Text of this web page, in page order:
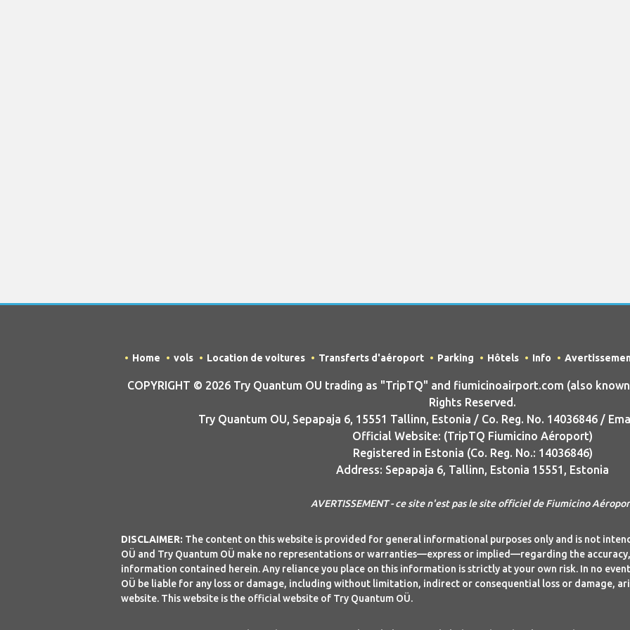
Home vols Location de voitures Transferts d'aéroport Parking Hôtels Info
COPYRIGHT © 2026 Try Quantum OU trading as "TripTQ" and fiumicinoairport.com (also
Rights Reserved.
Try Quantum OU, Sepapaja 6, 15551 Tallinn, Estonia / Co. Reg. No. 14036846 /
Official Website: (TripTQ Fiumicino Aéroport)
Registered in Estonia (Co. Reg. No.: 14036846)
Address: Sepapaja 6, Tallinn, Estonia 15551, Estonia
AVERTISSEMENT - ce site n'est pas le site officiel de Fiumicino
DISCLAIMER: The content on this website is provided for general informational purposes only and is not
OÜ and Try Quantum OÜ make no representations or warranties—express or implied—regarding the
information contained herein. Any reliance you place on this information is strictly at your own risk. In no
OÜ be liable for any loss or damage, including without limitation, indirect or consequential loss or damage,
website. This website is the official website of Try Quantum OÜ.